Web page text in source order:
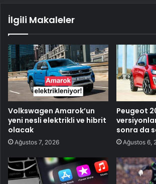
İlgili Makaleler
Volkswagen Amarok’un
yeni nesli elektrikli ve hibrit
olacak
Ağustos 7, 2026
Peugeot
sonra da
Ağustos 6,